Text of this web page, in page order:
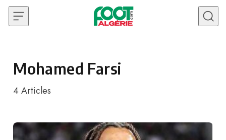
Skip to content
Mohamed Farsi
4 Articles